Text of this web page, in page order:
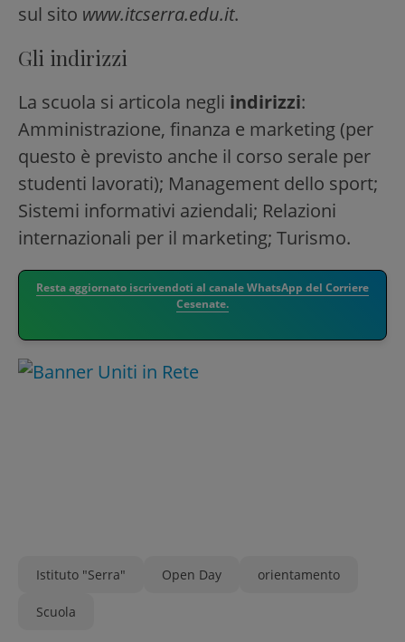
sul sito www.itcserra.edu.it.
Gli indirizzi
La scuola si articola negli indirizzi:
Amministrazione, finanza e marketing (per
questo è previsto anche il corso serale per
studenti lavorati); Management dello sport;
Sistemi informativi aziendali; Relazioni
internazionali per il marketing; Turismo.
Resta aggiornato iscrivendoti al canale WhatsApp del Corriere
Cesenate.
Istituto "Serra" Open Day orientamento
Scuola